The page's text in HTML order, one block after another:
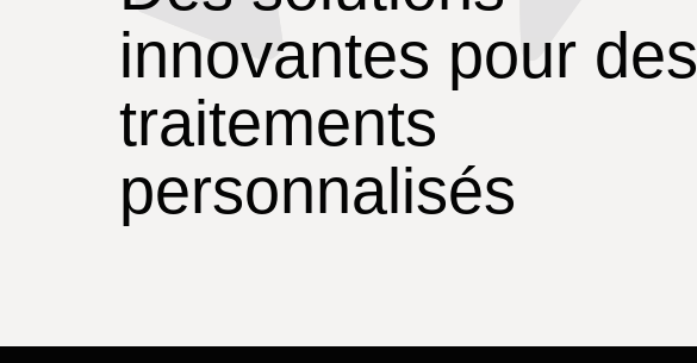
innovantes pour des
traitements
personnalisés